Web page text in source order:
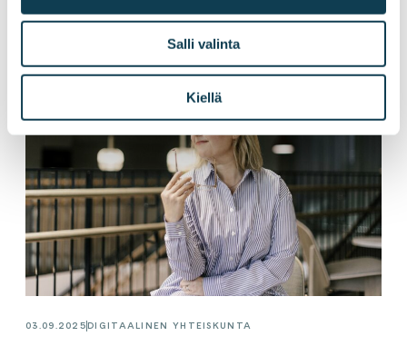
Salli valinta
Kiellä
03.09.2025DIGITAALINEN YHTEISKUNTA